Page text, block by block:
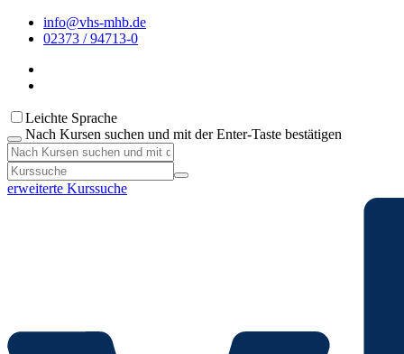
info@vhs-mhb.de
02373 / 94713-0
Leichte Sprache
Nach Kursen suchen und mit der Enter-Taste bestätigen
erweiterte Kurssuche